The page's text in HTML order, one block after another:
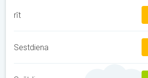
rīt
Sestdiena